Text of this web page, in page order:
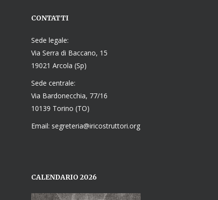
CONTATTI
Sede legale:
Via Serra di Baccano, 15
19021 Arcola (Sp)
Sede centrale:
Via Bardonecchia, 77/16
10139 Torino (TO)
Email: segreteria@iricostruttori.org
CALENDARIO 2026